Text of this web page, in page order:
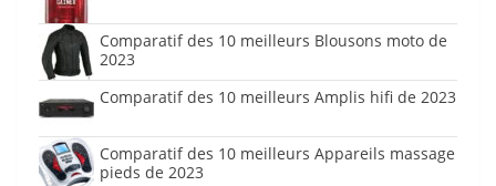
Comparatif des 10 meilleurs Blousons moto de
2023
Comparatif des 10 meilleurs Amplis hifi de 2023
Comparatif des 10 meilleurs Appareils massage
pieds de 2023